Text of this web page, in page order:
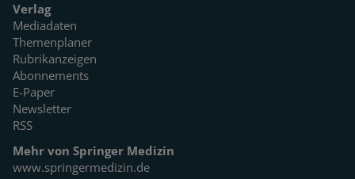
Verlag
Mediadaten
Themenplaner
Rubrikanzeigen
Abonnements
E-Paper
Newsletter
RSS
Mehr von Springer Medizin
www.springermedizin.de